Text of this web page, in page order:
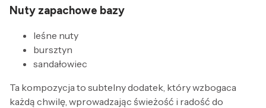
Nuty zapachowe bazy
leśne nuty
bursztyn
sandałowiec
Ta kompozycja to subtelny dodatek, który wzbogaca
każdą chwilę, wprowadzając świeżość i radość do